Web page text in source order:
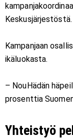
Keskusjärjestöstä.
Kampanjaan
ikäluokasta.
– NouHädän
prosenttia
Yhteistyö